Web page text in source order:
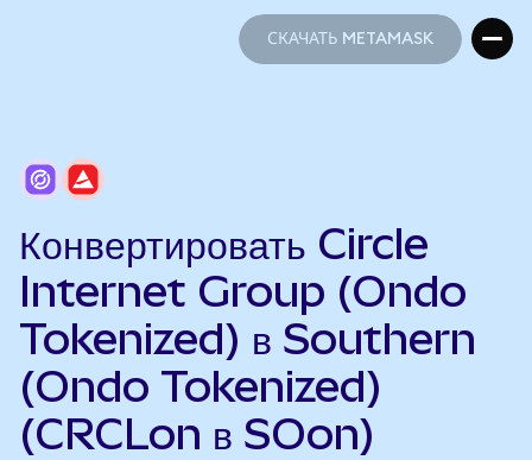
СКАЧАТЬ METAMASK
Конвертировать Circle
Internet Group (Ondo
Tokenized) в Southern
(Ondo Tokenized)
(CRCLon в SOon)